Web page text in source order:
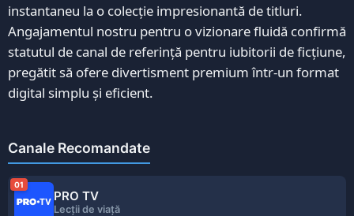
instantaneu la o colecție impresionantă de titluri.
Angajamentul nostru pentru o vizionare fluidă confirmă
statutul de canal de referință pentru iubitorii de ficțiune,
pregătit să ofere divertisment premium într-un format
digital simplu și eficient.
Canale Recomandate
01
PRO TV
Lecţii de viaţă